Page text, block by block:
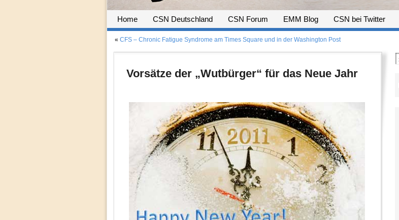
Home CSN Deutschland CSN Forum EMM Blog CSN bei Twitter
« CFS – Chronic Fatigue Syndrome am Times Square und in der Washington Post
Vorsätze der „Wutbürger“ für das Neue Jahr